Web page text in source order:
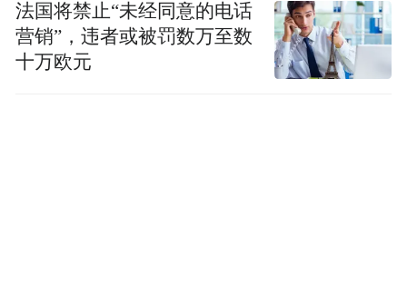
股、黄金还是外汇，在这里能够获得最精准
的投资情报。关注微信公众号【华尔街情
报】(微信号:iMarkets)
法国将禁止“未经同意的电话
营销”，违者或被罚数万至数
十万欧元